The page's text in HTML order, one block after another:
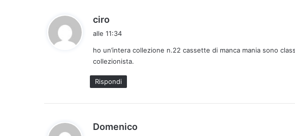
ciro
e
t
t
o
alle 11:34
ho un’intera collezione n.22 cassette di manca mania sono
collezionista.
Rispondi
Domenico